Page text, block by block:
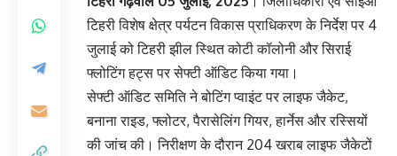
टिहरी विशेष क्षेत्र पर्यटन विकास प्राधिकरण के निर्देश पर 4
जुलाई को टिहरी झील स्थित कोटी कॉलोनी और सिराई
फ्लोटिंग हट्स पर सेफ्टी ऑडिट किया गया।
सेफ्टी ऑडिट समिति ने बोटिंग प्वाइंट पर लाइफ जैकेट,
बनाना राइड, फ्लोटर, पैरासेलिंग गियर, हार्नेस और रस्सियों
की जांच की। निरीक्षण के दौरान 204 खराब लाइफ जैकेटों